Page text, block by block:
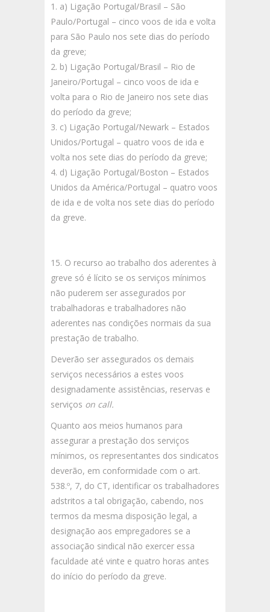
a) Ligação Portugal/Brasil – São
Paulo/Portugal – cinco voos de ida e volta
para São Paulo nos sete dias do período
da greve;
b) Ligação Portugal/Brasil – Rio de
Janeiro/Portugal – cinco voos de ida e
volta para o Rio de Janeiro nos sete dias
do período da greve;
c) Ligação Portugal/Newark – Estados
Unidos/Portugal – quatro voos de ida e
volta nos sete dias do período da greve;
d) Ligação Portugal/Boston – Estados
Unidos da América/Portugal – quatro voos
de ida e de volta nos sete dias do período
da greve.
15. O recurso ao trabalho dos aderentes à
greve só é lícito se os serviços mínimos
não puderem ser assegurados por
trabalhadoras e trabalhadores não
aderentes nas condições normais da sua
prestação de trabalho.
Deverão ser assegurados os demais
serviços necessários a estes voos
designadamente assistências, reservas e
serviços on call.
Quanto aos meios humanos para
assegurar a prestação dos serviços
mínimos, os representantes dos sindicatos
deverão, em conformidade com o art.
538.º, 7, do CT, identificar os trabalhadores
adstritos a tal obrigação, cabendo, nos
termos da mesma disposição legal, a
designação aos empregadores se a
associação sindical não exercer essa
faculdade até vinte e quatro horas antes
do início do período da greve.